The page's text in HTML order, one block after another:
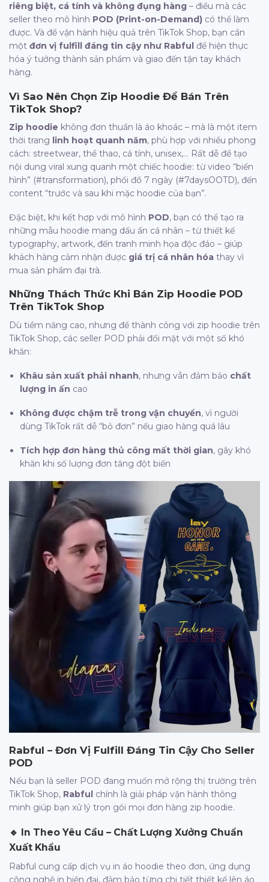
riêng biệt, cá tính và không đụng hàng – điều mà các
seller theo mô hình POD (Print-on-Demand) có thể làm
được. Và để vận hành hiệu quả trên TikTok Shop, bạn cần
một đơn vị fulfill đáng tin cậy như Rabful để hiện thực
hóa ý tưởng thành sản phẩm và giao đến tận tay khách
hàng.
Vì Sao Nên Chọn Zip Hoodie Để Bán Trên
TikTok Shop?
Zip hoodie không đơn thuần là áo khoác – mà là một item
thời trang linh hoạt quanh năm, phù hợp với nhiều phong
cách: streetwear, thể thao, cá tính, unisex,… Rất dễ để tạo
nội dung viral xung quanh một chiếc hoodie: từ video “biến
hình” (#transformation), phối đồ 7 ngày (#7daysOOTD), đến
content “trước và sau khi mặc hoodie của bạn”.
Đặc biệt, khi kết hợp với mô hình POD, bạn có thể tạo ra
những mẫu hoodie mang dấu ấn cá nhân – từ thiết kế
typography, artwork, đến tranh minh họa độc đáo – giúp
khách hàng cảm nhận được giá trị cá nhân hóa thay vì
mua sản phẩm đại trà.
Những Thách Thức Khi Bán Zip Hoodie POD
Trên TikTok Shop
Dù tiềm năng cao, nhưng để thành công với zip hoodie trên
TikTok Shop, các seller POD phải đối mặt với một số khó
khăn:
Khâu sản xuất phải nhanh, nhưng vẫn đảm bảo chất
lượng in ấn cao
Không được chậm trễ trong vận chuyển, vì người
dùng TikTok rất dễ “bỏ đơn” nếu giao hàng quá lâu
Tích hợp đơn hàng thủ công mất thời gian, gây khó
khăn khi số lượng đơn tăng đột biến
Rabful – Đơn Vị Fulfill Đáng Tin Cậy Cho Seller
POD
Nếu bạn là seller POD đang muốn mở rộng thị trường trên
TikTok Shop, Rabful chính là giải pháp vận hành thông
minh giúp bạn xử lý trọn gói mọi đơn hàng zip hoodie.
🔹
In Theo Yêu Cầu – Chất Lượng Xưởng Chuẩn
Xuất Khẩu
Rabful cung cấp dịch vụ in áo hoodie theo đơn, ứng dụng
công nghệ in hiện đại, đảm bảo từng chi tiết thiết kế lên áo